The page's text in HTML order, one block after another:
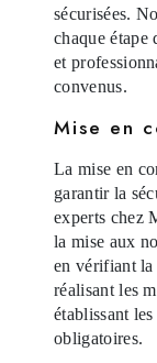
sécurisées.
chaque étape
et
convenus.
Mise en
La mise en
garantir la
experts chez
la mise aux
en vérifiant la
réalisant les
établissant
obligatoires.